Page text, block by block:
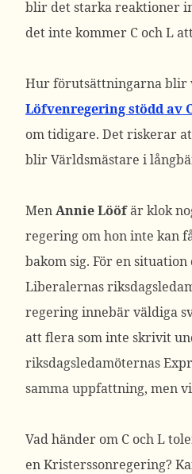
blir det starka reaktioner
det inte kommer C och L
Hur förutsättningarna blir
Löfvenregering stödd av
om tidigare. Det riskerar
blir Världsmästare i
MenAnnie Lööfär klok
regering om hon inte kan
bakom sig. För en
Liberalernas
regering innebär väldiga
att flera som inte skrivit
riksdagsledamöternas
samma uppfattning, men
Vad händer om C och L
en Kristerssonregering?